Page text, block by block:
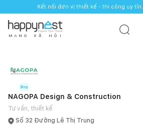
Kết nối đơn vị thiết kế - thi công uy tín.
Kết nối đơn vị thiết kế - thi công uy tín.
M Ạ N G X Ã H Ộ I
NAGOPA Design & Construction
Tư vấn, thiết kế
Số 32 Đường Lê Thị Trung